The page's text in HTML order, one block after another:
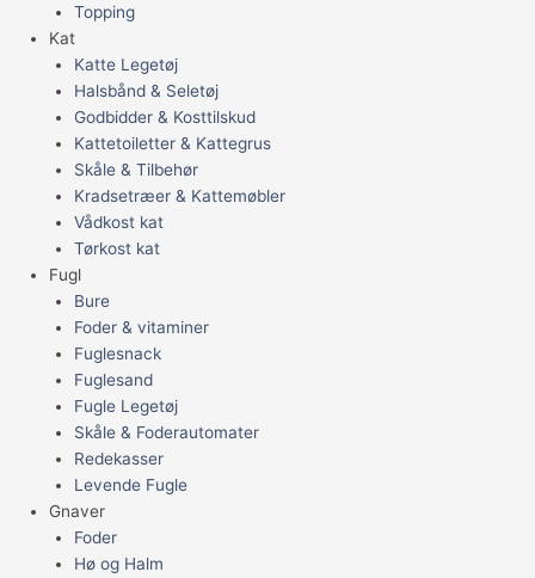
Topping
Kat
Katte Legetøj
Halsbånd & Seletøj
Godbidder & Kosttilskud
Kattetoiletter & Kattegrus
Skåle & Tilbehør
Kradsetræer & Kattemøbler
Vådkost kat
Tørkost kat
Fugl
Bure
Foder & vitaminer
Fuglesnack
Fuglesand
Fugle Legetøj
Skåle & Foderautomater
Redekasser
Levende Fugle
Gnaver
Foder
Hø og Halm